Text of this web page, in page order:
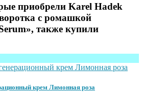
приобрели Karel Hadek
с ромашкой
также купили
крем Лимонная роза